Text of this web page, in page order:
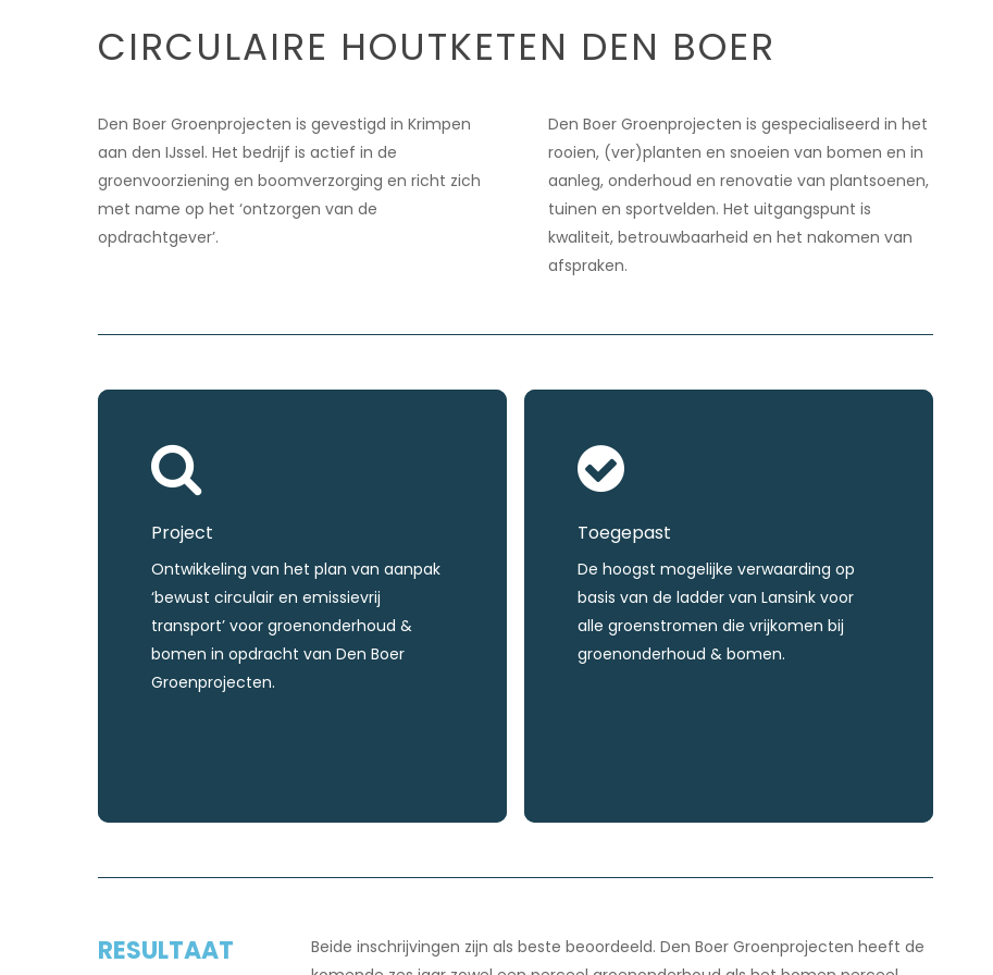
Hit enter to search or ESC to close
CIRCULAIRE HOUTKETEN DEN BOER
Den Boer Groenprojecten is gevestigd in Krimpen
aan den IJssel. Het bedrijf is actief in de
groenvoorziening en boomverzorging en richt zich
met name op het ‘ontzorgen van de
opdrachtgever’.
Den Boer Groenprojecten is gespecialiseerd in het
rooien, (ver)planten en snoeien van bomen en in
aanleg, onderhoud en renovatie van plantsoenen,
tuinen en sportvelden. Het uitgangspunt is
kwaliteit, betrouwbaarheid en het nakomen van
afspraken.
Project
Ontwikkeling van het plan van aanpak
‘bewust circulair en emissievrij
transport’ voor groenonderhoud &
bomen in opdracht van Den Boer
Groenprojecten.
Toegepast
De hoogst mogelijke verwaarding op
basis van de ladder van Lansink voor
alle groenstromen die vrijkomen bij
groenonderhoud & bomen.
RESULTAAT
Beide inschrijvingen zijn als beste beoordeeld. Den Boer Groenprojecten heeft de